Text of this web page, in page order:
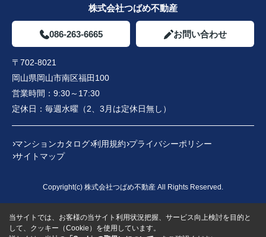
株式会社つばめ不動産
086-263-6665 お問い合わせ
〒702-8021
岡山県岡山市南区福田100
営業時間： 9:30～17:30
定休日： 毎週水曜（2、3月は定休日無し）
マンションカタログ 利用規約 プライバシーポリシー
サイトマップ
Copyright(c) 株式会社つばめ不動産 All Rights Reserved.
当サイトでは、お客様の当サイト利用状況把握、サービス向上検討を目的と
して、クッキー（Cookie）を使用しています。